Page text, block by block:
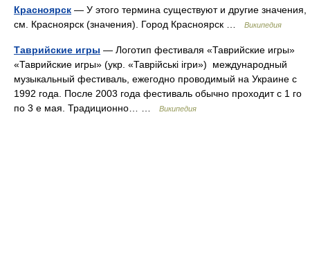
Красноярск — У этого термина существуют и другие значения,
см. Красноярск (значения). Город Красноярск …
Википедия
Таврийские игры — Логотип фестиваля «Таврийские игры»
«Таврийские игры» (укр. «Таврійські ігри») международный
музыкальный фестиваль, ежегодно проводимый на Украине с
1992 года. После 2003 года фестиваль обычно проходит с 1 го
по 3 е мая. Традиционно… …
Википедия